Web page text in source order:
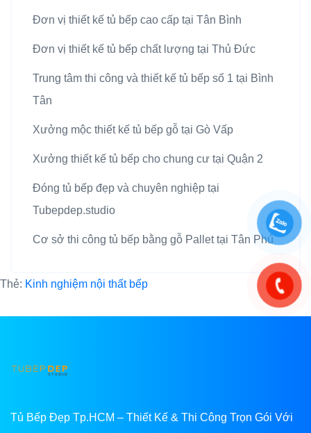
Đơn vị thiết kế tủ bếp cao cấp tại Tân Bình
Đơn vị thiết kế tủ bếp chất lượng tại Thủ Đức
Trung tâm thi công và thiết kế tủ bếp số 1 tại Bình
Tân
Xưởng mộc thiết kế tủ bếp gỗ tại Gò Vấp
Xưởng thiết kế tủ bếp cho chung cư tại Quận 2
Đóng tủ bếp đẹp và chuyên nghiệp tại
Tubepdep.studio
Cơ sở thi công tủ bếp bằng gỗ Pallet tại Tân Phú
Thẻ: Kinh nghiệm nội thất bếp
Tủ Bếp Đẹp Tp.HCM – Thiết Kế & Thi Công Trọn Gói Với